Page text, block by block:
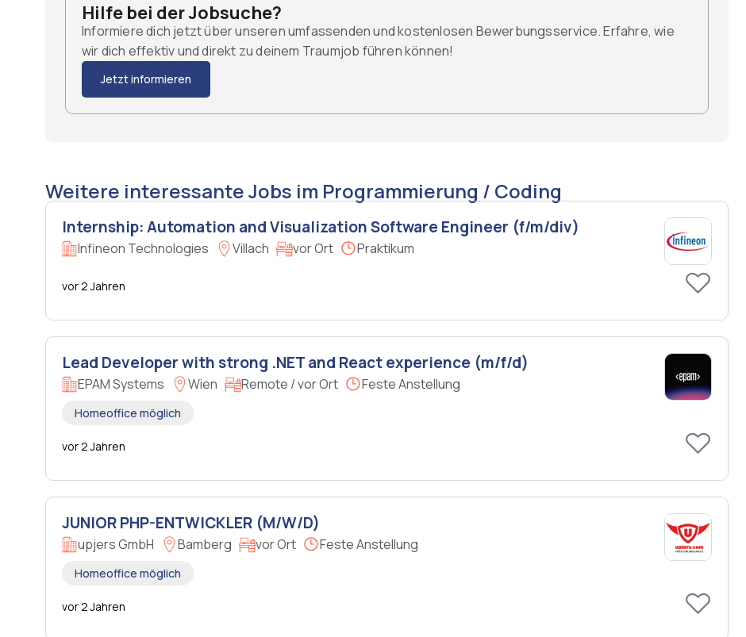
Hilfe bei der Jobsuche?
Informiere dich jetzt über unseren umfassenden und kostenlosen Bewerbungsservice. Erfahre, wie
wir dich effektiv und direkt zu deinem Traumjob führen können!
Jetzt informieren
Weitere interessante Jobs im Programmierung / Coding
Internship: Automation and Visualization Software Engineer (f/m/div)
Infineon Technologies Villach vor Ort Praktikum
vor 2 Jahren
Lead Developer with strong .NET and React experience (m/f/d)
EPAM Systems Wien Remote / vor Ort Feste Anstellung
Homeoffice möglich
vor 2 Jahren
JUNIOR PHP-ENTWICKLER (M/W/D)
upjers GmbH Bamberg vor Ort Feste Anstellung
Homeoffice möglich
vor 2 Jahren